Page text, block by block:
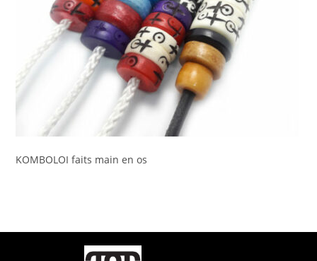
KOMBOLOI faits main en os